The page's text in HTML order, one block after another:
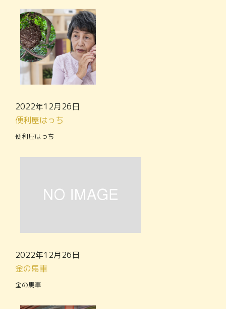
2022年12月26日
便利屋はっち
便利屋はっち
2022年12月26日
金の馬車
金の馬車